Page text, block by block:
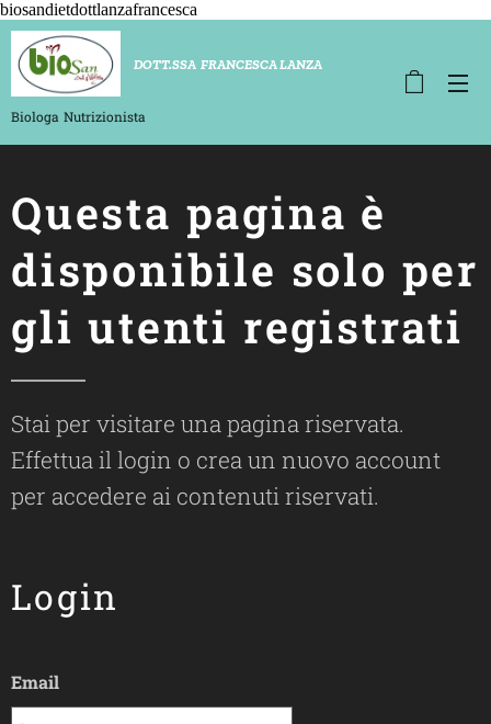
biosandietdottlanzafrancesca
DOTT.SSA FRANCESCA LANZA
Biologa Nutrizionista
Questa pagina è
disponibile solo per
gli utenti registrati
Stai per visitare una pagina riservata.
Effettua il login o crea un nuovo account
per accedere ai contenuti riservati.
Login
Email